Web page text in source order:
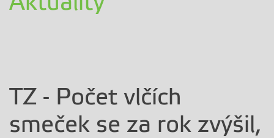
TZ - Počet vlčích
smeček se za rok zvýšil,